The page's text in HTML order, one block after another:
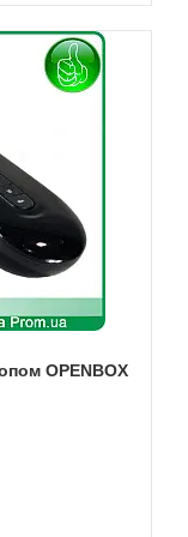
OPENBOX